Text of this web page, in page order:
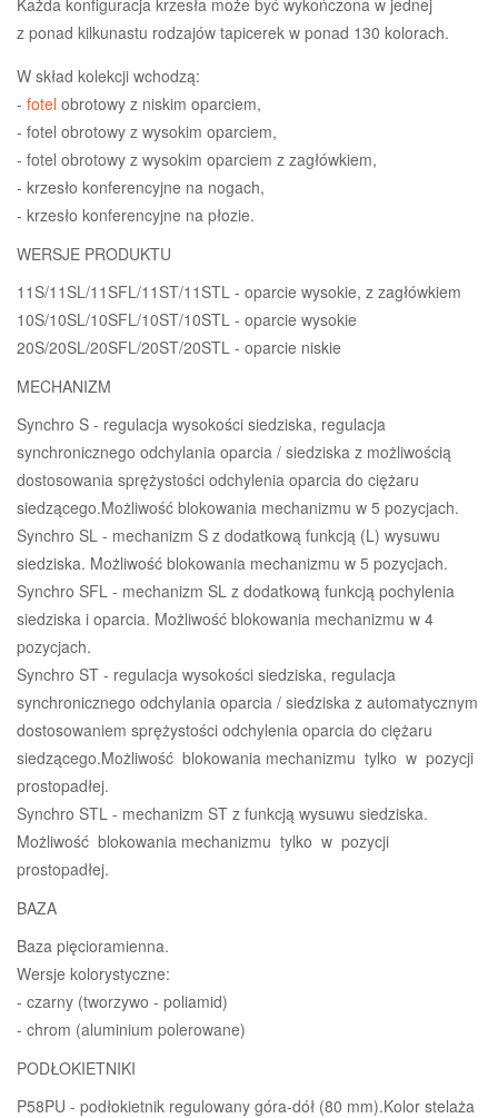
z ponad kilkunastu rodzajów tapicerek w ponad 130 kolorach.
W skład kolekcji wchodzą:
- fotel obrotowy z niskim oparciem,
- fotel obrotowy z wysokim oparciem,
- fotel obrotowy z wysokim oparciem z zagłówkiem,
- krzesło konferencyjne na nogach,
- krzesło konferencyjne na płozie.
WERSJE PRODUKTU
11S/11SL/11SFL/11ST/11STL - oparcie wysokie, z zagłówkiem
10S/10SL/10SFL/10ST/10STL - oparcie wysokie
20S/20SL/20SFL/20ST/20STL - oparcie niskie
MECHANIZM
Synchro S - regulacja wysokości siedziska, regulacja
synchronicznego odchylania oparcia / siedziska z możliwością
dostosowania sprężystości odchylenia oparcia do ciężaru
siedzącego.Możliwość blokowania mechanizmu w 5 pozycjach.
Synchro SL - mechanizm S z dodatkową funkcją (L) wysuwu
siedziska. Możliwość blokowania mechanizmu w 5 pozycjach.
Synchro SFL - mechanizm SL z dodatkową funkcją pochylenia
siedziska i oparcia. Możliwość blokowania mechanizmu w 4
pozycjach.
Synchro ST - regulacja wysokości siedziska, regulacja
synchronicznego odchylania oparcia / siedziska z automatycznym
dostosowaniem sprężystości odchylenia oparcia do ciężaru
siedzącego.Możliwość blokowania mechanizmu tylko w pozycji
prostopadłej.
Synchro STL - mechanizm ST z funkcją wysuwu siedziska.
Możliwość blokowania mechanizmu tylko w pozycji
prostopadłej.
BAZA
Baza pięcioramienna.
Wersje kolorystyczne:
- czarny (tworzywo - poliamid)
- chrom (aluminium polerowane)
PODŁOKIETNIKI
P58PU - podłokietnik regulowany góra-dół (80 mm).Kolor stelaża